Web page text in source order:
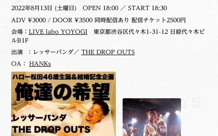
2022年8月13日 (土曜日) OPEN 18:00 ／ START 18:30
ADV ¥3000 / DOOR ¥3500 同時配信あり 配信チケット2500円
会場： LIVE labo YOYOGI 東京都渋谷区代々木1-31-12 日綜代々木ビ
ルB1F
出演 ：レッサーパンダ／ THE DROP OUTS
OA： HANKs